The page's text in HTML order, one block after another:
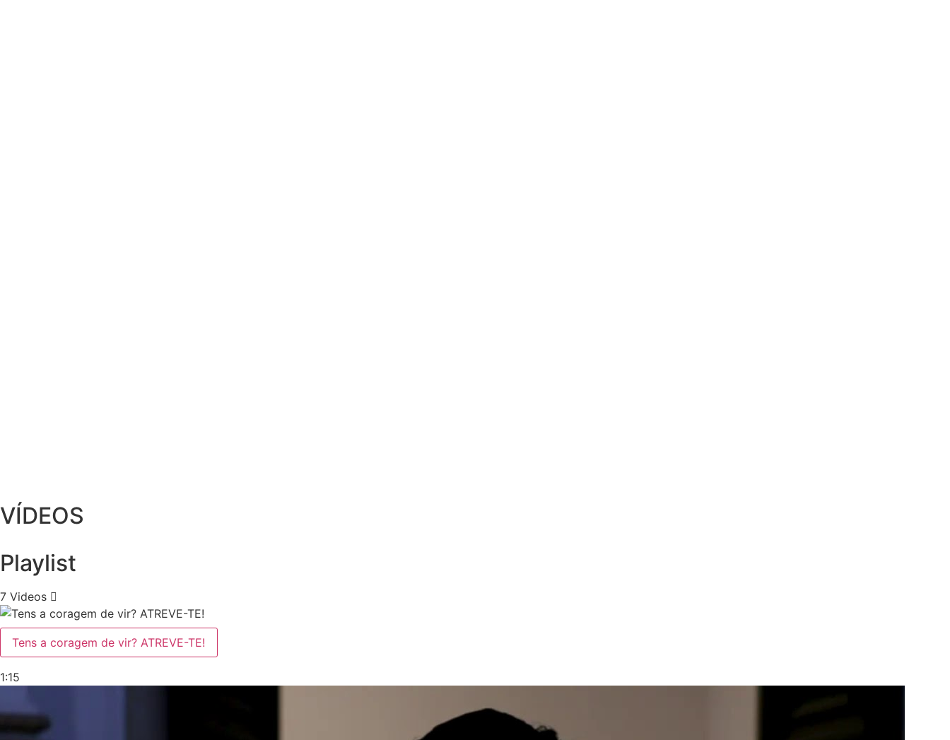
VÍDEOS
Playlist
7 Videos
Tens a coragem de vir? ATREVE-TE!
1:15